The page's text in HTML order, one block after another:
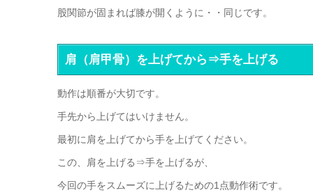
股関節が固まれば膝が開くように・・同じです。
肩（肩甲骨）を上げてから⇒手を上げる
動作は順番が大切です。
手先から上げてはいけません。
最初に肩を上げてから手を上げてください。
この、肩を上げる⇒手を上げるが、
今回の手をスムーズに上げるための1点動作術です。